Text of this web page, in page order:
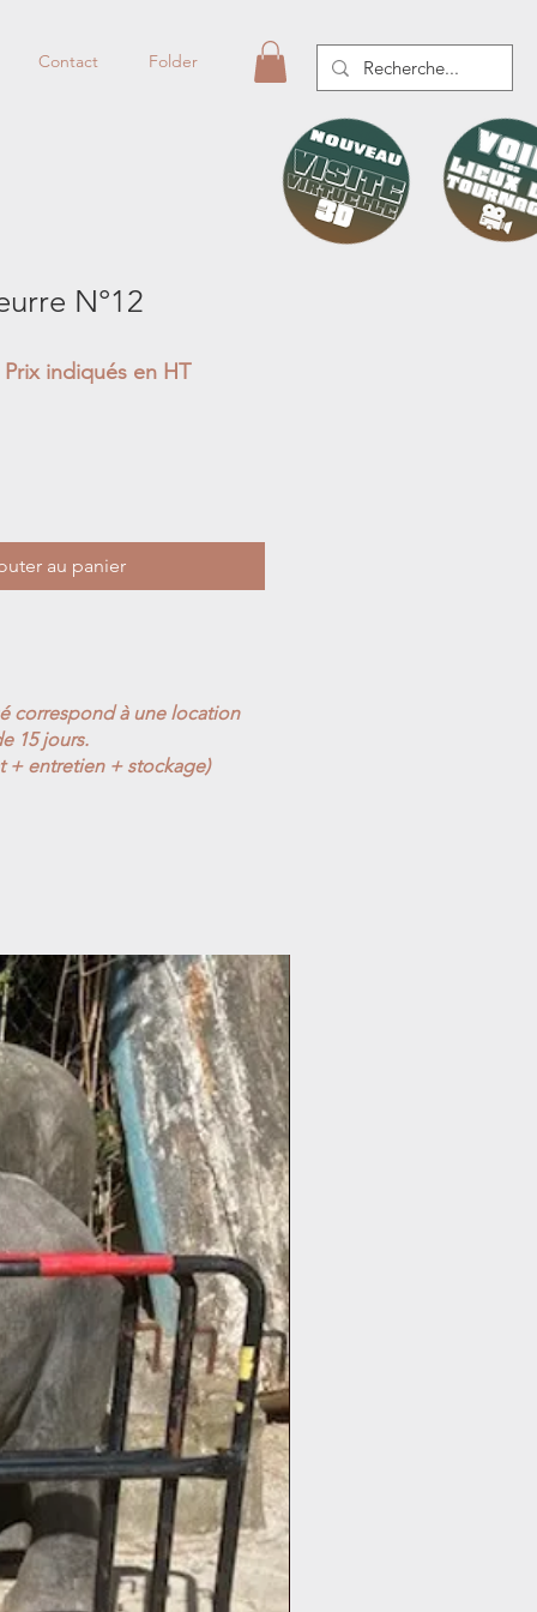
Contact Folder
N°12
au panier
correspond à une location
15 jours.
+ entretien + stockage)
Prix indiqués en HT